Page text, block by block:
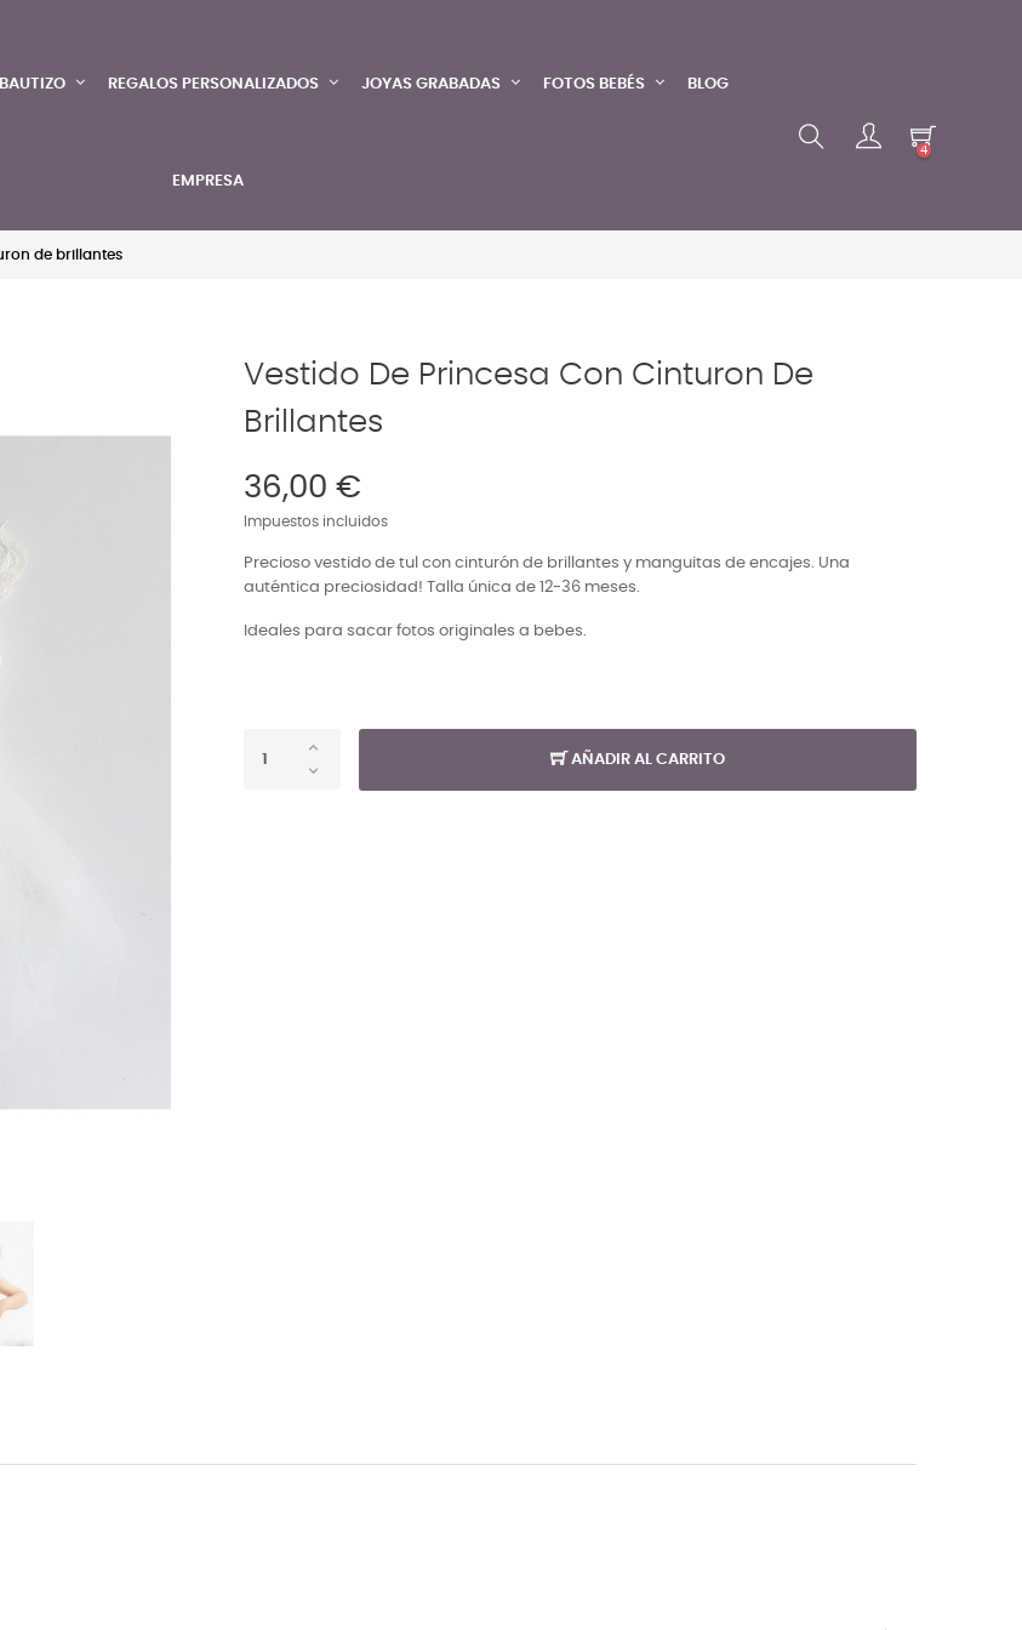
BAUTIZO REGALOS PERSONALIZADOS JOYAS GRABADAS FOTOS BEBÉS BLOG
EMPRESA
4
de brillantes
Vestido De Princesa Con Cinturon De
Brillantes
36,00 €
Impuestos incluidos
Precioso vestido de tul con cinturón de brillantes y manguitas de encajes. Una
auténtica preciosidad! Talla única de 12-36 meses.
Ideales para sacar fotos originales a bebes.
AÑADIR AL CARRITO